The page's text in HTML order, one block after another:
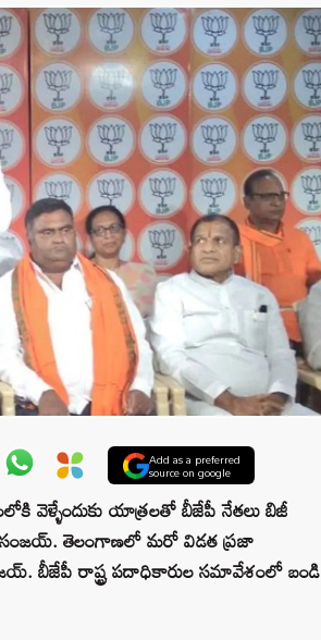
Add as a preferred
source on google
వెళ్ళేందుకు యాత్రలతో బీజేపీ నేతలు బిజీ
సంజయ్. తెలంగాణలో మరో విడత ప్రజా
బీజేపీ రాష్ట్ర పదాధికారుల సమావేశంలో బండి